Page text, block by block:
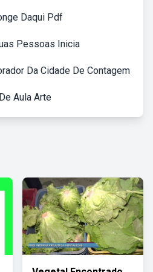
Daqui Pdf
Pessoas Inicia
Da Cidade De Contagem
Aula Arte